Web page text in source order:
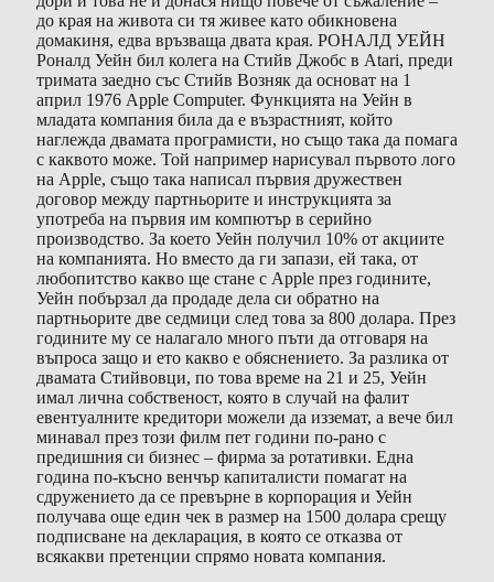
до края на живота си тя живее като обикновена
домакиня, едва връзваща двата края. РОНАЛД УЕЙН
Роналд Уейн бил колега на Стийв Джобс в Atari, преди
тримата заедно със Стийв Возняк да основат на 1
април 1976 Apple Computer. Функцията на Уейн в
младата компания била да е възрастният, който
наглежда двамата програмисти, но също така да помага
с каквото може. Той например нарисувал първото лого
на Apple, също така написал първия дружествен
договор между партньорите и инструкцията за
употреба на първия им компютър в серийно
производство. За което Уейн получил 10% от акциите
на компанията. Но вместо да ги запази, ей така, от
любопитство какво ще стане с Apple през годините,
Уейн побързал да продаде дела си обратно на
партньорите две седмици след това за 800 долара. През
годините му се налагало много пъти да отговаря на
въпроса защо и ето какво е обяснението. За разлика от
двамата Стийвовци, по това време на 21 и 25, Уейн
имал лична собственост, която в случай на фалит
евентуалните кредитори можели да изземат, а вече бил
минавал през този филм пет години по-рано с
предишния си бизнес – фирма за ротативки. Една
година по-късно венчър капиталисти помагат на
сдружението да се превърне в корпорация и Уейн
получава още един чек в размер на 1500 долара срещу
подписване на декларация, в която се отказва от
всякакви претенции спрямо новата компания.